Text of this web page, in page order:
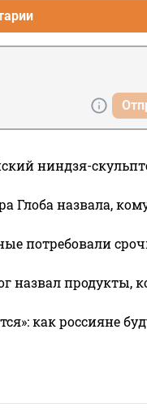
ниндзя-
Глоба назвала,
потребовали
назвал продукты,
как россияне